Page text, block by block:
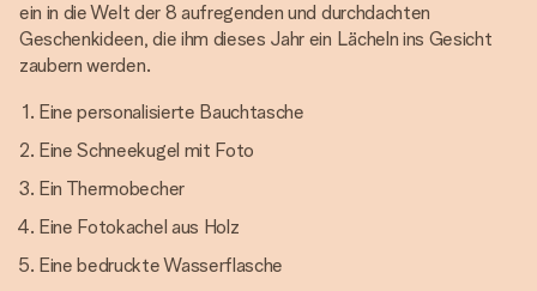
ein in die Welt der 8 aufregenden und durchdachten
Geschenkideen, die ihm dieses Jahr ein Lächeln ins Gesicht
zaubern werden.
Eine personalisierte Bauchtasche
Eine Schneekugel mit Foto
Ein Thermobecher
Eine Fotokachel aus Holz
Eine bedruckte Wasserflasche